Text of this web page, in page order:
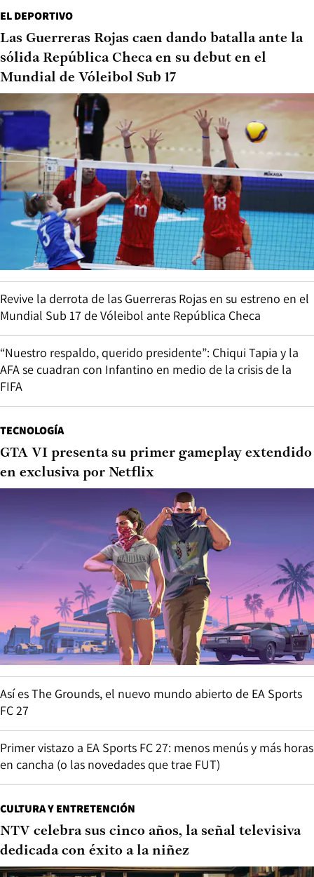
EL DEPORTIVO
Las Guerreras Rojas caen dando batalla ante la
sólida República Checa en su debut en el
Mundial de Vóleibol Sub 17
Revive la derrota de las Guerreras Rojas en su estreno en el
Mundial Sub 17 de Vóleibol ante República Checa
“Nuestro respaldo, querido presidente”: Chiqui Tapia y la
AFA se cuadran con Infantino en medio de la crisis de la
FIFA
TECNOLOGÍA
GTA VI presenta su primer gameplay extendido
en exclusiva por Netflix
Así es The Grounds, el nuevo mundo abierto de EA Sports
FC 27
Primer vistazo a EA Sports FC 27: menos menús y más horas
en cancha (o las novedades que trae FUT)
CULTURA Y ENTRETENCIÓN
NTV celebra sus cinco años, la señal televisiva
dedicada con éxito a la niñez